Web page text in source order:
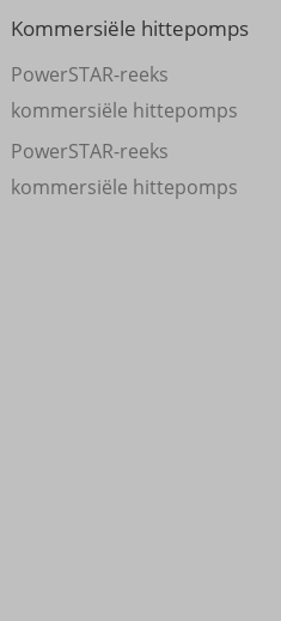
Kommersiële hittepomps
PowerSTAR-reeks
kommersiële hittepomps
PowerSTAR-reeks
kommersiële hittepomps